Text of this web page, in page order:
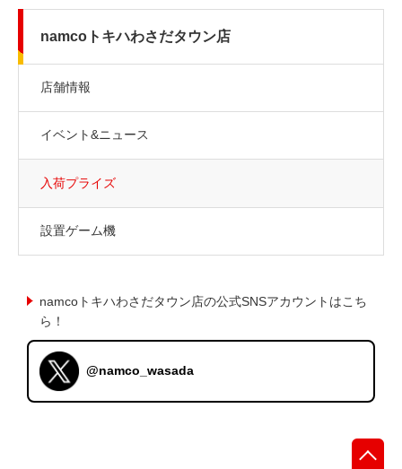
namcoトキハわさだタウン店
店舗情報
イベント&ニュース
入荷プライズ
設置ゲーム機
namcoトキハわさだタウン店の公式SNSアカウントはこち
ら！
@namco_wasada